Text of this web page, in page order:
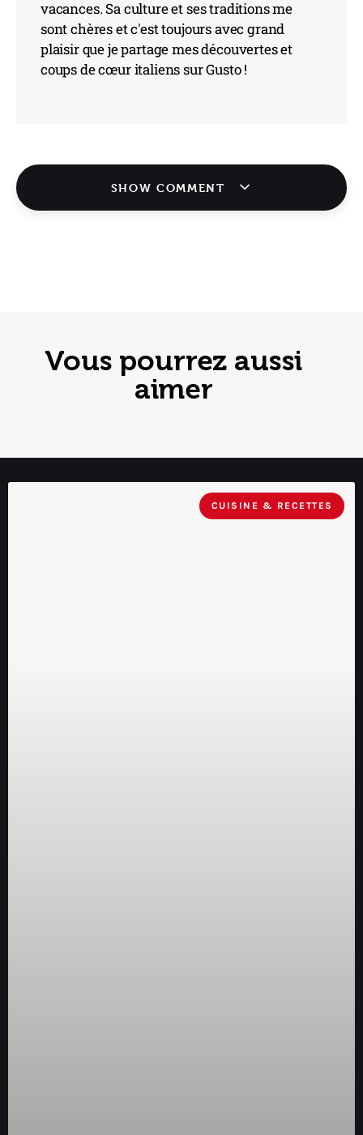
vacances. Sa culture et ses traditions me
sont chères et c'est toujours avec grand
plaisir que je partage mes découvertes et
coups de cœur italiens sur Gusto !
SHOW COMMENT
Vous pourrez aussi
aimer
CUISINE & RECETTES